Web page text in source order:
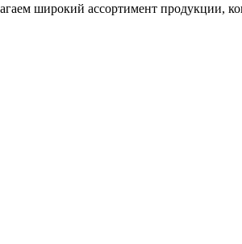
широкий ассортимент продукции,